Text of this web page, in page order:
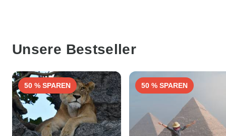
Unsere Bestseller
50 % SPAREN 50 % SPAREN